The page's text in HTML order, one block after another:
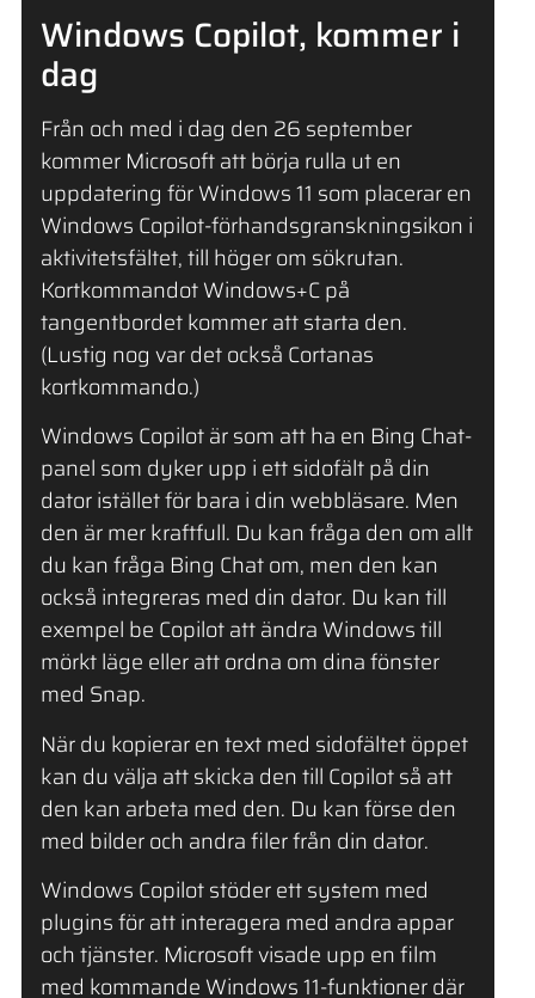
Windows Copilot, kommer i
dag
Från och med i dag den 26 september
kommer Microsoft att börja rulla ut en
uppdatering för Windows 11 som placerar en
Windows Copilot-förhandsgranskningsikon i
aktivitetsfältet, till höger om sökrutan.
Kortkommandot Windows+C på
tangentbordet kommer att starta den.
(Lustig nog var det också Cortanas
kortkommando.)
Windows Copilot är som att ha en Bing Chat-
panel som dyker upp i ett sidofält på din
dator istället för bara i din webbläsare. Men
den är mer kraftfull. Du kan fråga den om allt
du kan fråga Bing Chat om, men den kan
också integreras med din dator. Du kan till
exempel be Copilot att ändra Windows till
mörkt läge eller att ordna om dina fönster
med Snap.
När du kopierar en text med sidofältet öppet
kan du välja att skicka den till Copilot så att
den kan arbeta med den. Du kan förse den
med bilder och andra filer från din dator.
Windows Copilot stöder ett system med
plugins för att interagera med andra appar
och tjänster. Microsoft visade upp en film
med kommande Windows 11-funktioner där